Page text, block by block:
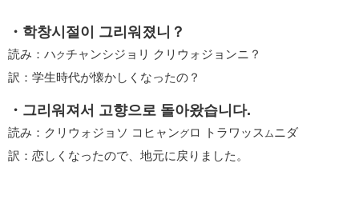
・학창시절이 그리워졌니？
読み：ハクチャンシジョリ クリウォジョンニ？
訳：学生時代が懐かしくなったの？
・그리워져서 고향으로 돌아왔습니다.
読み：クリウォジョソ コヒャング ロ トラワッス ムニダ
訳：恋しくなったので、地元に戻りました。